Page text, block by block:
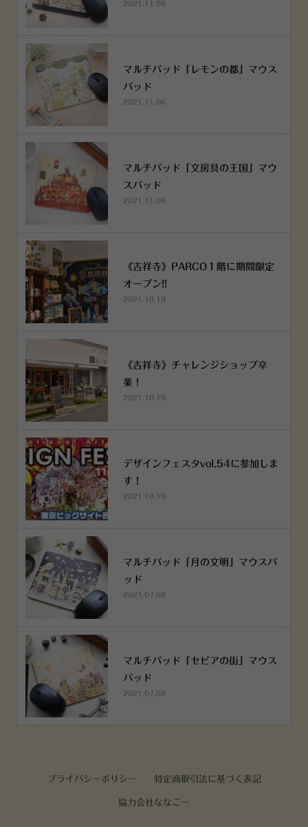
2021.11.06
マルチパッド「レモンの都」マウス
パッド
2021.11.06
マルチパッド「文房具の王国」マウ
スパッド
2021.11.06
《吉祥寺》PARCO１階に期間限定
オープン!!
2021.10.19
《吉祥寺》チャレンジショップ卒
業！
2021.10.19
デザインフェスタvol.54に参加しま
す！
2021.10.19
マルチパッド「月の文明」マウスパ
ッド
2021.07.08
マルチパッド「セピアの街」マウス
パッド
2021.07.08
プライバシーポリシー 特定商取引法に基づく表記
協力会社ななごー